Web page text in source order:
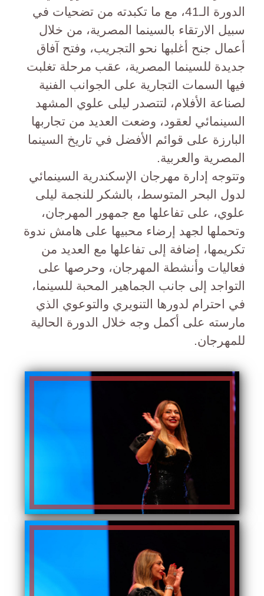
الدورة الـ41، مع ما تكبدته من تضحيات في
سبيل الارتقاء بالسينما المصرية، من خلال
أعمال جنح أغلبها نحو التجريب، وفتح آفاق
جديدة للسينما المصرية، عقب مرحلة تغلبت
فيها السمات التجارية على الجوانب الفنية
لصناعة الأفلام، لتتصدر ليلى علوي المشهد
السينمائي لعقود، وضعت العديد من تجاربها
البارزة على قوائم الأفضل في تاريخ السينما
المصرية والعربية.
وتتوجه إدارة مهرجان الإسكندرية السينمائي
لدول البحر المتوسط، بالشكر للنجمة ليلى
علوي، على تفاعلها مع جمهور المهرجان،
وتحملها لجهد إرضاء محبيها على هامش ندوة
تكريمها، إضافة إلى تفاعلها مع العديد من
فعاليات وأنشطة المهرجان، وحرصها على
التواجد إلى جانب الجماهير المحبة للسينما،
في احترام لدورها التنويري والتوعوي الذي
مارسته على أكمل وجه خلال الدورة الحالية
للمهرجان.